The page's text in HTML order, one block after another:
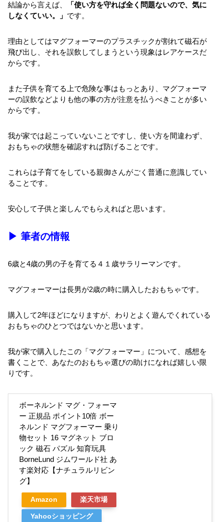
結論から言えば、
「使い方を守れば全く問題ないので、気に
しなくていい。」 です。
理由としてはマグフォーマーのプラスチックが割れて磁石が
飛び出し、それを誤飲してしまうという現象はレアケースだ
からです。
また子供を育てる上で危険な事はもっとあり、マグフォーマ
ーの誤飲などよりも他の事の方が注意を払うべきことが多い
からです。
我が家では起こっていないことですし、使い方を間違わず、
おもちゃの状態を確認すれば防げることです。
これらは子育てをしている親御さんがごく普通に意識してい
ることです。
安心して子供と楽しんでもらえればと思います。
▶ 筆者の情報
6歳と4歳の男の子を育てる４１歳サラリーマンです。
マグフォーマーは長男が2歳の時に購入したおもちゃです。
購入して2年ほどになりますが、わりとよく遊んでくれている
おもちゃのひとつではないかと思います。
我が家で購入したこの「マグフォーマー」について、感想を
書くことで、あなたのおもちゃ選びの助けになれば嬉しい限
りです。
ボーネルンド マグ・フォーマ
ー 正規品 ポイント10倍 ボー
ネルンド マグフォーマー 乗り
物セット 16 マグネット ブロ
ック 磁石 パズル 知育玩具
BorneLund ジムワールド社 あ
す楽対応【ナチュラルリビン
グ】
Amazon 楽天市場
Yahooショッピング